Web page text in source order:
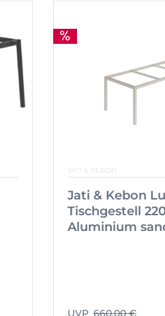
JATI & KEBON
Jati & Kebon
Tischgestell
Aluminium
UVP 660,00 €